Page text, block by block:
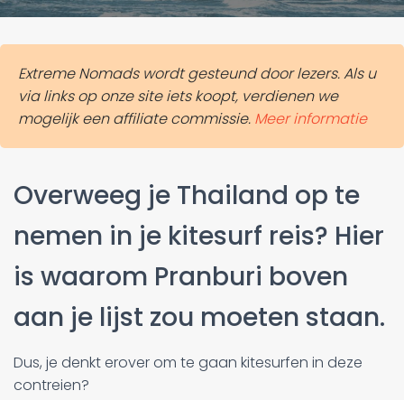
Extreme Nomads wordt gesteund door lezers. Als u
via links op onze site iets koopt, verdienen we
mogelijk een affiliate commissie. Meer informatie
Overweeg je Thailand op te
nemen in je kitesurf reis? Hier
is waarom Pranburi boven
aan je lijst zou moeten staan.
Dus, je denkt erover om te gaan kitesurfen in deze
contreien?